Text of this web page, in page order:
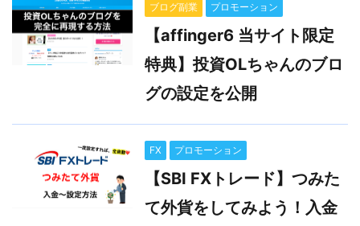
ブログ副業 プロモーション
【affinger6 当サイト限定
特典】投資OLちゃんのブロ
グの設定を公開
FX プロモーション
【SBI FXトレード】つみた
て外貨をしてみよう！入金